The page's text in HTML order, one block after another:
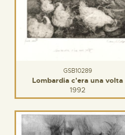
GSB10289
Lombardia c'era una volta
1992